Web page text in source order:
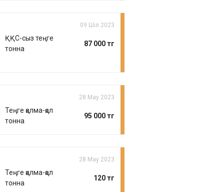
09 Шіл 2023
ҚҚС-сыз теңге
тонна
87 000 тг
28 Мау 2023
Теңге қолма-қол
тонна
95 000 тг
28 Мау 2023
Теңге қолма-қол
тонна
120 тг